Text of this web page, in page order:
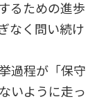
るための進歩
なく問い続け
過程が「保守
いように走っ